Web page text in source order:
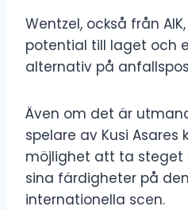
Wentzel, också från
potential till laget och
alternativ på
Även om det är
spelare av Kusi Asares
möjlighet att ta steget
sina färdigheter på
internationella scen.